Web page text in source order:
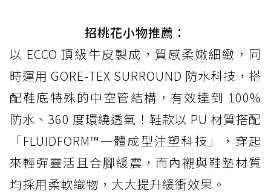
招桃花小物推薦：
以 ECCO 頂級牛皮製成，質感柔嫩細緻，同
時運用 GORE-TEX SURROUND 防水科技，搭
配鞋底特殊的中空管結構，有效達到 100%
防水、360 度環繞透氣！鞋款以 PU 材質搭配
「FLUIDFORM™一體成型注塑科技」，穿起
來輕彈靈活且合腳緩震，而內襯與鞋墊材質
均採用柔軟織物，大大提升緩衝效果。